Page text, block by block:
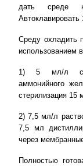
дать среде
Среду охладить
использованием
1) 5 мл/л
аммонийного
стерилизация 15
2) 7,5 мл/л
7,5 мл
через
Полностью